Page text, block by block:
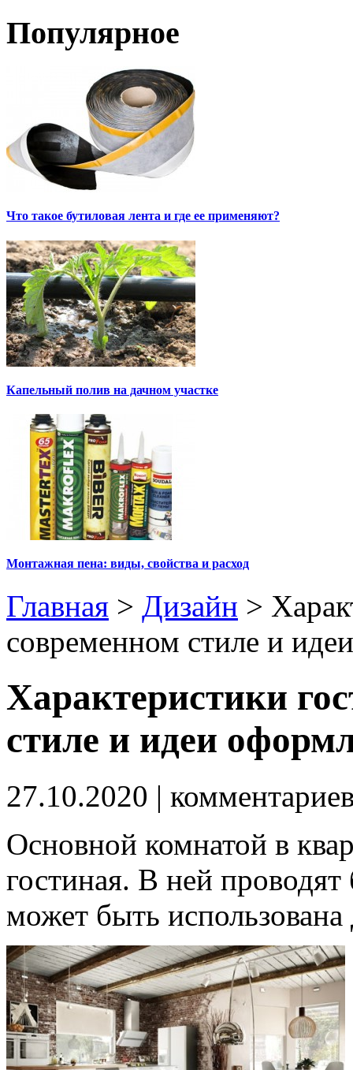
Популярное
Что такое бутиловая лента и где ее применяют?
Капельный полив на дачном участке
Монтажная пена: виды, свойства и расход
Главная > Дизайн >
современном стиле и
Характеристики
стиле и идеи
27.10.2020 |
Основной комнатой в
гостиная. В ней
может быть